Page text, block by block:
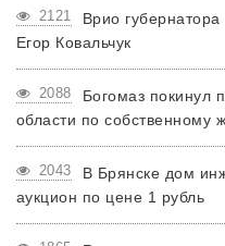
2121
Врио
Егор Ковальчук
2088
Богомаз покинул
области по собственному
2043
В Брянске дом
аукцион по цене 1 рубль